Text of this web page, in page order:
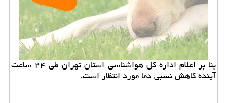
بنا بر اعلام اداره کل هواشناسی استان تهران طی ۲۴ ساعت
آینده کاهش نسبی دما مورد انتظار است.